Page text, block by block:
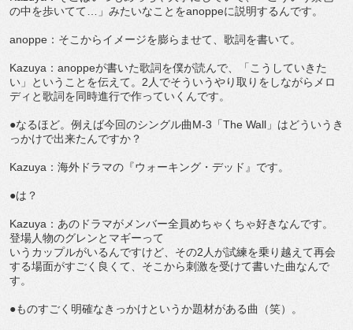
の中を歩いてて…」みたいなことをanoppeに説明するんです。
anoppe：そこからイメージを膨らませて、歌詞を書いて。
Kazuya：anoppeが書いた歌詞を僕が読んで、「こうしていきた
い」ということを伝えて。2人でそういうやり取りをしながらメロ
ディと歌詞を同時進行で作っていくんです。
●なるほど。例えば今回のシングル曲M-3「The Wall」はどういうき
っかけで出来たんですか？
Kazuya：海外ドラマの『ウォーキング・デッド』です。
●は？
Kazuya：あのドラマがメンバー全員めちゃくちゃ好きなんです。
登場人物のグレンとマギーって
いうカップルがいるんですけど、その2人が試練を乗り越えて再会
する場面がすごく良くて、そこから刺激を受けて書いた曲なんで
す。
●ものすごく明確なきっかけというか題材がある曲（笑）。